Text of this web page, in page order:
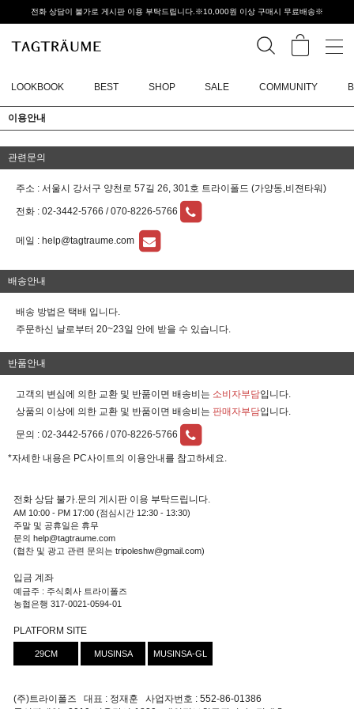
전화 상담이 불가로 게시판 이용 부탁드립니다.※10,000원 이상 구매시 무료배송※
LOOKBOOK BEST SHOP SALE COMMUNITY
이용안내
관련문의
주소 : 서울시 강서구 양천로 57길 26, 301호 트라이폴드 (가양동,비젼타워)
전화 : 02-3442-5766 / 070-8226-5766
메일 : help@tagtraume.com
배송안내
배송 방법은 택배 입니다.
주문하신 날로부터 20~23일 안에 받을 수 있습니다.
반품안내
고객의 변심에 의한 교환 및 반품이면 배송비는 소비자부담입니다.
상품의 이상에 의한 교환 및 반품이면 배송비는 판매자부담입니다.
문의 : 02-3442-5766 / 070-8226-5766
*자세한 내용은 PC사이트의 이용안내를 참고하세요.
전화 상담 불가.문의 게시판 이용 부탁드립니다.
AM 10:00 - PM 17:00 (점심시간 12:30 - 13:30)
주말 및 공휴일은 휴무
문의 help@tagtraume.com
(협찬 및 광고 관련 문의는 tripoleshw@gmail.com)
입금 계좌
예금주 : 주식회사 트라이폴즈
농협은행 317-0021-0594-01
PLATFORM SITE
29CM MUSINSA MUSINSA-GL
(주)트라이폴즈 대표 : 정재훈 사업자번호 : 552-86-01386